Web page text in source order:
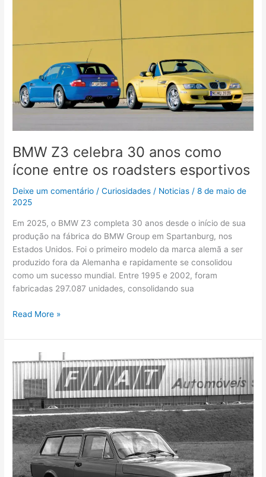
BMW Z3 celebra 30 anos como
ícone entre os roadsters esportivos
Deixe um comentário /Curiosidades / Noticias/8 de maio de
2025
Em 2025, o BMW Z3 completa 30 anos desde o início de sua
produção na fábrica do BMW Group em Spartanburg, nos
Estados Unidos. Foi o primeiro modelo da marca alemã a ser
produzido fora da Alemanha e rapidamente se consolidou
como um sucesso mundial. Entre 1995 e 2002, foram
fabricadas 297.087 unidades, consolidando sua
entre
roadsters
esportivos
Read More »
Panorama
completa
45
anos:
a
primeira
perua
compacta
da